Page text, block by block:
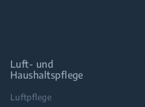
Luft- und
Haushaltspflege
Luftpflege